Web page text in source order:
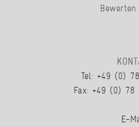
Tel: +49 (0)
Fax: +49 (0)
E-